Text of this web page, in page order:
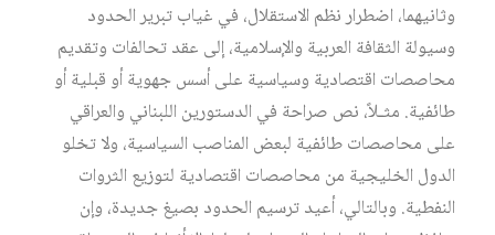
وثانيهما، اضطرار نظم الاستقلال، في غياب تبرير الحدود
وسيولة الثقافة العربية والإسلامية، إلى عقد تحالفات وتقديم
محاصصات اقتصادية وسياسية على أسس جهوية أو قبلية أو
طائفية. مثـلاً، نص صراحة في الدستورين اللبناني والعراقي
على محاصصات طائفية لبعض المناصب السياسية، ولا تخلو
الدول الخليجية من محاصصات اقتصادية لتوزيع الثروات
النفطية. وبالتالي، أعيد ترسيم الحدود بصيغ جديدة، وإن